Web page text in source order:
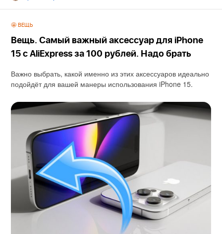
🤩 ВЕЩЬ
Вещь. Самый важный аксессуар для iPhone
15 с AliExpress за 100 рублей. Надо брать
Важно выбрать, какой именно из этих аксессуаров идеально
подойдёт для вашей манеры использования iPhone 15.